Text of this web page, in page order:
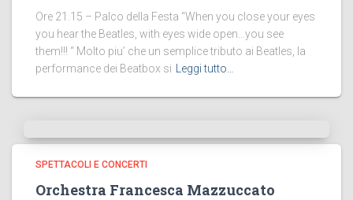
Ore 21.15 – Palco della Festa “When you close your eyes
you hear the Beatles, with eyes wide open…you see
them!!! “ Molto piu’ che un semplice tributo ai Beatles, la
performance dei Beatbox si Leggi tutto…
SPETTACOLI E CONCERTI
Orchestra Francesca Mazzuccato